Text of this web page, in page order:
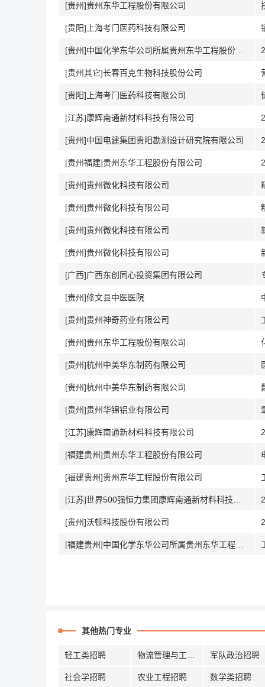
[贵州]贵州东华工程股份有限公司
[贵阳]上海考门医药科技有限公司
[贵州其它]长春百克生物科技股份公司
[贵阳]上海考门医药科技有限公司
[江苏]康辉南通新材料科技有限公司
[贵州]中国电建集团贵阳勘测设计研究院有限公司
[贵州福建]贵州东华工程股份有限公司
[贵州]贵州微化科技有限公司
[贵州]贵州微化科技有限公司
[贵州]贵州微化科技有限公司
[贵州]贵州微化科技有限公司
[广西]广西东创同心投资集团有限公司
[贵州]修文县中医医院
[贵州]贵州神奇药业有限公司
[贵州]贵州东华工程股份有限公司
[贵州]杭州中美华东制药有限公司
[贵州]杭州中美华东制药有限公司
[贵州]贵州华锦铝业有限公司
[江苏]康辉南通新材料科技有限公司
[福建贵州]贵州东华工程股份有限公司
[福建贵州]贵州东华工程股份有限公司
[贵州]沃顿科技股份有限公司
其他热门专业
轻工类招聘 军队政治招聘
社会学招聘 农业工程招聘 数学类招聘